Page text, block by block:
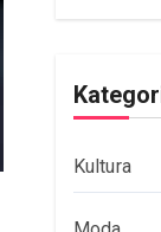
Kultura